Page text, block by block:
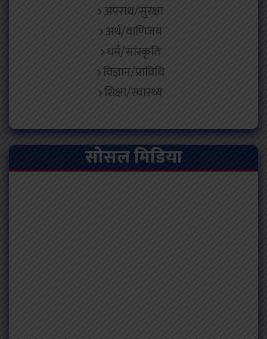
अपराध/सुरक्षा
अर्थ/वाणिजय
धर्म/सांस्कृति
विज्ञान/प्राविधि
शिक्षा/स्वास्थ्य
सोसल मिडिया